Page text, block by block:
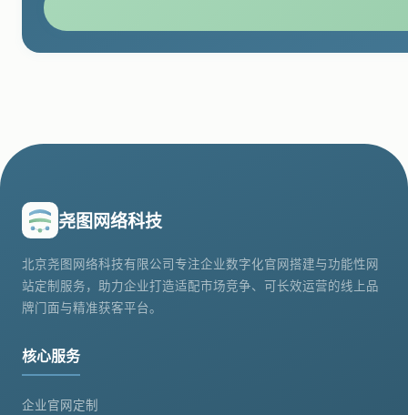
尧图网络科技
北京尧图网络科技有限公司专注企业数字化官网搭建与功能性网
站定制服务，助力企业打造适配市场竞争、可长效运营的线上品
牌门面与精准获客平台。
核心服务
企业官网定制